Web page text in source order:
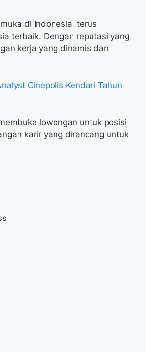
di Indonesia, terus
terbaik. Dengan reputasi yang
kerja yang dinamis dan
Cinepolis Kendari Tahun
lowongan untuk posisi
karir yang dirancang untuk